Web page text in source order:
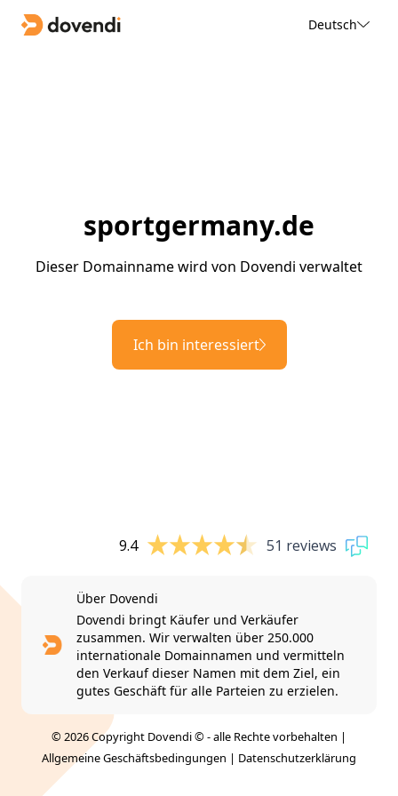
Deutsch
sportgermany.de
Dieser Domainname wird von Dovendi verwaltet
Ich bin interessiert
9.4 51 reviews
Über Dovendi
Dovendi bringt Käufer und Verkäufer
zusammen. Wir verwalten über 250.000
internationale Domainnamen und vermitteln
den Verkauf dieser Namen mit dem Ziel, ein
gutes Geschäft für alle Parteien zu erzielen.
© 2026 Copyright Dovendi © - alle Rechte vorbehalten |
Allgemeine Geschäftsbedingungen | Datenschutzerklärung